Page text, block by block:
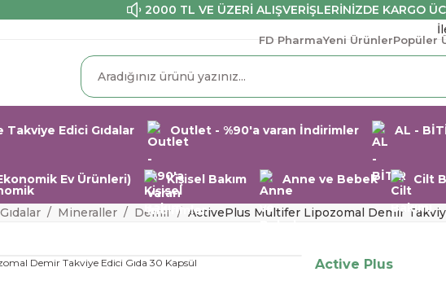
2000 TL VE ÜZERİ ALIŞVERİŞLERİNİZDE KARGO
FD PharmaYeni ÜrünlerPopüler
Edici Gıdalar Outlet - %90'a varan İndirimler AL -
Ev Ürünleri) Kişisel Bakım Anne ve Bebek Cilt
Mineraller Demir ActivePlus Multifer Lipozomal Demir
Active Plus